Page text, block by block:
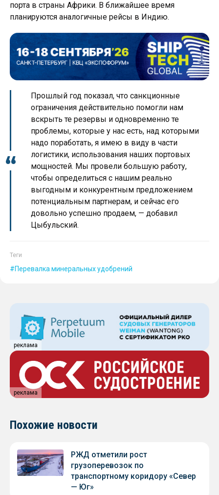
порта в страны Африки. В ближайшее время
планируются аналогичные рейсы в Индию.
Прошлый год показал, что санкционные
ограничения действительно помогли нам
вскрыть те резервы и одновременно те
проблемы, которые у нас есть, над которыми
надо поработать, я имею в виду в части
логистики, использования наших портовых
мощностей. Мы провели большую работу,
чтобы определиться с нашим реально
выгодным и конкурентным предложением
потенциальным партнерам, и сейчас его
довольно успешно продаем, — добавил
Цыбульский.
Теги
Перевалка минеральных удобрений
реклама
реклама
Похожие новости
РЖД отметили рост
грузоперевозок по
транспортному коридору «Север
— Юг»